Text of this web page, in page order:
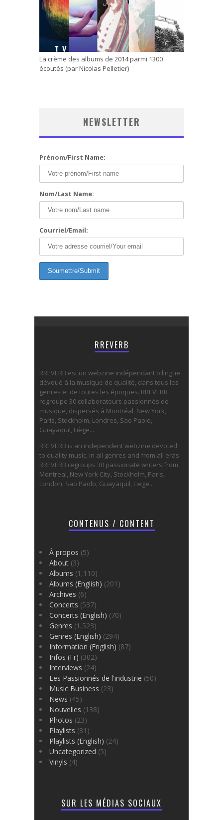
La crème des albums de 2014 parmi 1300
écoutés (par Nicolas Pelletier)
NEWSLETTER
Prénom/First Name:
Nom/Last Name:
Courriel/Email:
RREVERB
RREVERB est un webzine indépendant bilingue
dévoué à la musique de qualité, dans tous les
genres et de toutes les époques. RREVERB
regroupe 30 collaborateurs passionnés de
musique, dispersés à Montréal, New York,
Paris, Stockholm, Londres, Sao Paolo,
Guayaquil, Liège...
RREVERB is an independent webzine devoted
to quality music, in all genres and from all eras.
RREVERB regroups 30 passionate writers from
Montreal, New York City, Stockholm, Paris,
London, Sao Paolo, Guayaquil, Liege...
CONTENUS / CONTENT
À propos (5)
About (3)
Albums (1,110)
Albums (English) (201)
Archives (6)
Concerts (537)
Concerts (English) (70)
Genres (1,523)
Genres (English) (294)
Information (English) (87)
Infos (Fr) (302)
Interviews (24)
Les Passionnés de l'industrie (50)
Music Business (23)
News (45)
Nouvelles (138)
Photos (23)
Playlists (81)
Playlists (English) (24)
Uncategorized (5)
Vinyls (4)
SUR LES MÉDIAS SOCIAUX